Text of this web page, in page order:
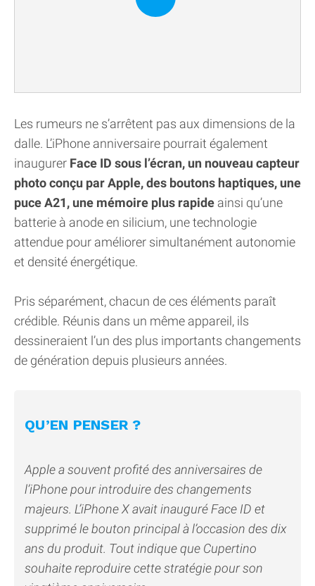
Les rumeurs ne s’arrêtent pas aux dimensions de la
dalle. L’iPhone anniversaire pourrait également
inaugurer Face ID sous l’écran, un nouveau capteur
photo conçu par Apple, des boutons haptiques, une
puce A21, une mémoire plus rapide ainsi qu’une
batterie à anode en silicium, une technologie
attendue pour améliorer simultanément autonomie
et densité énergétique.
Pris séparément, chacun de ces éléments paraît
crédible. Réunis dans un même appareil, ils
dessineraient l’un des plus importants changements
de génération depuis plusieurs années.
QU’EN PENSER ?
Apple a souvent profité des anniversaires de
l’iPhone pour introduire des changements
majeurs. L’iPhone X avait inauguré Face ID et
supprimé le bouton principal à l’occasion des dix
ans du produit. Tout indique que Cupertino
souhaite reproduire cette stratégie pour son